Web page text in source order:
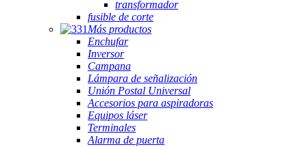
transformador
fusible de corte
Más productos
Enchufar
Inversor
Campana
Lámpara de señalización
Unión Postal Universal
Accesorios para aspiradoras
Equipos láser
Terminales
Alarma de puerta